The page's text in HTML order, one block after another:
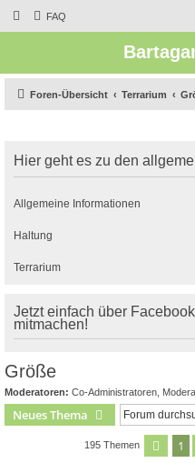
FAQ
Foren-Übersicht Terrarium
Hier geht es zu den
Allgemeine Informationen
Haltung
Terrarium
Jetzt einfach über
mitmachen!
Größe
Moderatoren: Co-Administratoren
Neues Thema
195 Themen Seite
1